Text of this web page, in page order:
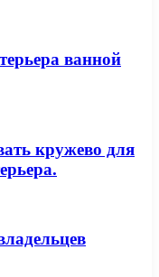
ванной
кружево для